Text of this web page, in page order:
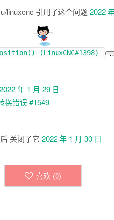
linuxcnc 引用了这个问题2022
(LinuxCNC#1398)
2022 年 1 月 29 日
换错误#1549
后 关闭了它 2022 年 1 月 30 日
喜欢 (0)